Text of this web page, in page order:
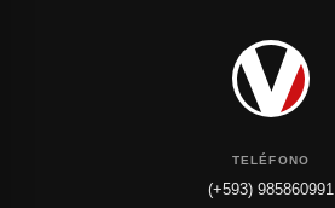
TELÉFONO
(+593) 985860991